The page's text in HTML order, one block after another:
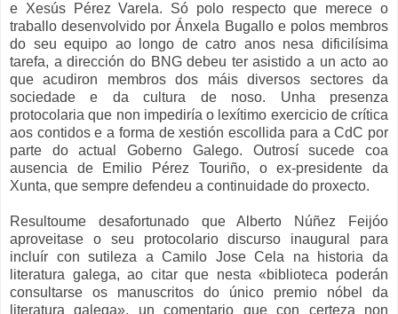
e Xesús Pérez Varela. Só polo respecto que merece o
traballo desenvolvido por Ánxela Bugallo e polos membros
do seu equipo ao longo de catro anos nesa dificilísima
tarefa, a dirección do BNG debeu ter asistido a un acto ao
que acudiron membros dos máis diversos sectores da
sociedade e da cultura de noso. Unha presenza
protocolaria que non impediría o lexítimo exercicio de crítica
aos contidos e a forma de xestión escollida para a CdC por
parte do actual Goberno Galego. Outrosí sucede coa
ausencia de Emilio Pérez Touriño, o ex-presidente da
Xunta, que sempre defendeu a continuidade do proxecto.
Resultoume desafortunado que Alberto Núñez Feijóo
aproveitase o seu protocolario discurso inaugural para
incluír con sutileza a Camilo Jose Cela na historia da
literatura galega, ao citar que nesta «biblioteca poderán
consultarse os manuscritos do único premio nóbel da
literatura galega», un comentario que con certeza non